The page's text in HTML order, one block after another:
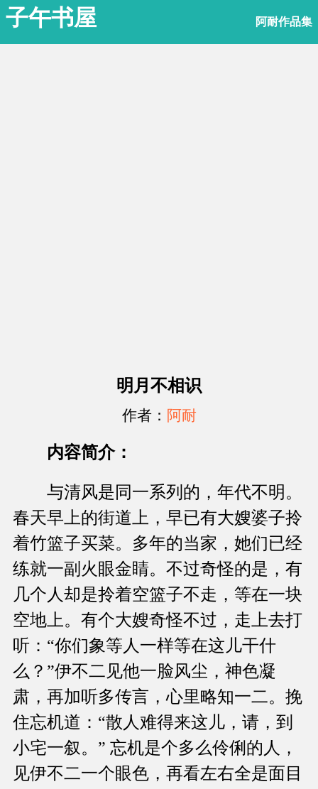
子午书屋 阿耐作品集
明月不相识
作者： 阿耐
内容简介：
与清风是同一系列的，年代不明。
春天早上的街道上，早已有大嫂婆子拎
着竹篮子买菜。多年的当家，她们已经
练就一副火眼金睛。不过奇怪的是，有
几个人却是拎着空篮子不走，等在一块
空地上。有个大嫂奇怪不过，走上去打
听：“你们象等人一样等在这儿干什
么？”伊不二见他一脸风尘，神色凝
肃，再加听多传言，心里略知一二。挽
住忘机道：“散人难得来这儿，请，到
小宅一叙。” 忘机是个多么伶俐的人，
见伊不二一个眼色，再看左右全是面目